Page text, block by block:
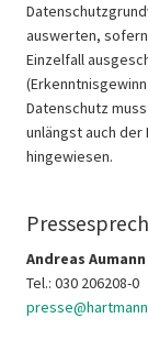
auswerten,
Einzelfall
Datenschutz
unlängst auch
hingewiesen.
Andreas Aumann
Tel.: 030 206208-0